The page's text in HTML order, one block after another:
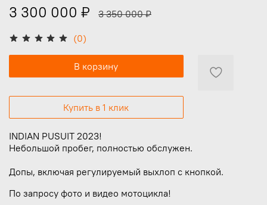
(0)
3 300 000 ₽ 3 350 000 ₽
В корзину
Купить в 1 клик
INDIAN PUSUIT 2023!
Небольшой пробег, полностью обслужен.
Допы, включая регулируемый выхлоп с кнопкой.
По запросу фото и видео мотоцикла!